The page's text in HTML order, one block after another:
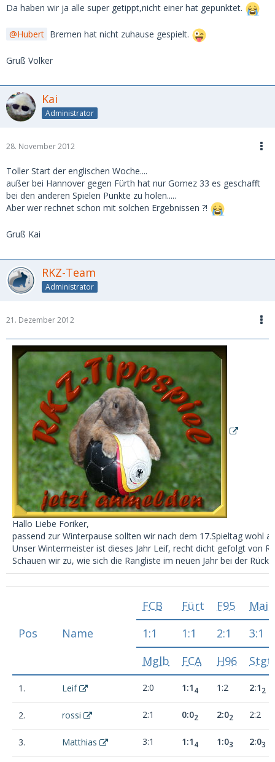
Da haben wir ja alle super getippt,nicht einer hat gepunktet.
Hubert Bremen hat nicht zuhause gespielt.
Gruß Volker
Kai
Administrator
28. November 2012
Toller Start der englischen Woche....
außer bei Hannover gegen Fürth hat nur Gomez 33 es geschafft
bei den anderen Spielen Punkte zu holen.....
Aber wer rechnet schon mit solchen Ergebnissen ?!
Gruß Kai
RKZ-Team
Administrator
21. Dezember 2012
Hallo Liebe Foriker,
passend zur Winterpause sollten wir nach dem 17.Spieltag wohl
Unser Wintermeister ist dieses Jahr Leif, recht dicht gefolgt von
Schauen wir zu, wie sich die Rangliste im neuen Jahr bei der
Pos Name
FCB Fürt F95
Main
1:1
1:1 2:1
3:1
Mglb
FCA H96 Stgt
1. Leif 2:0 1:1 4 1:2 2:1 2
2. rossi 2:1 0:02 2:02 2:2
3. Matthias 3:1 1:1 4 1:03 2:03